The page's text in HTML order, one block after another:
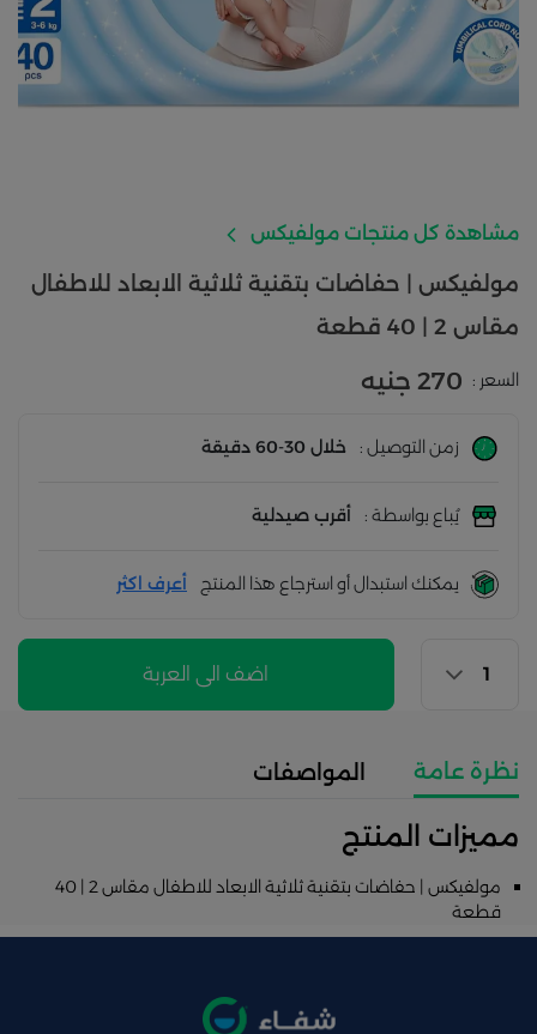
مشاهدة كل منتجات مولفيكس
مولفيكس | حفاضات بتقنية ثلاثية الابعاد للاطفال
مقاس 2 | 40 قطعة
السعر : 270 جنيه
زمن التوصيل : خلال 30-60 دقيقة
يُباع بواسطة : أقرب صيدلية
يمكنك استبدال أو استرجاع هذا المنتج أعرف اكثر
اضف الى العربة
نظرة عامة المواصفات
مميزات المنتج
مولفيكس | حفاضات بتقنية ثلاثية الابعاد للاطفال مقاس 2 | 40
قطعة